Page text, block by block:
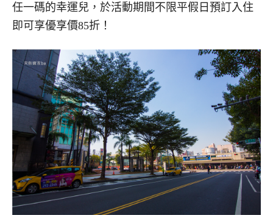
任一碼的幸運兒，於活動期間不限平假日預訂入住
即可享優享價85折！